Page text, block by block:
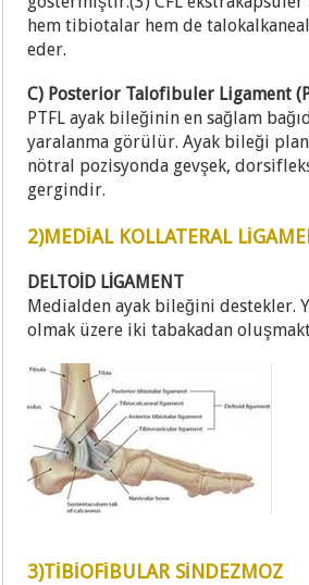
hem tibiotalar hem de
eder.
C) Posterior Talofibuler Ligament
PTFL ayak bileğinin en sağlam
yaralanma görülür. Ayak bileği
nötral pozisyonda gevşek,
gergindir.
2)MEDİAL KOLLATERAL
DELTOİD LİGAMENT
Medialden ayak bileğini destekler.
olmak üzere iki tabakadan
3)TİBİOFİBULAR SİNDEZMOZ